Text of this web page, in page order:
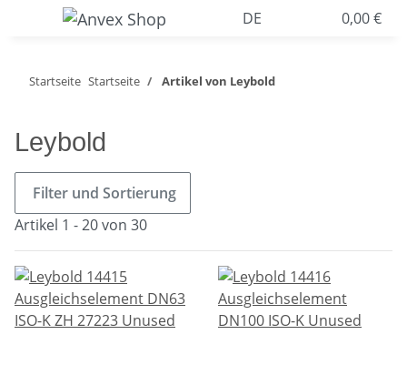
DE 0,00 €
Startseite Startseite Artikel von Leybold
Leybold
Filter und Sortierung
Artikel 1 - 20 von 30